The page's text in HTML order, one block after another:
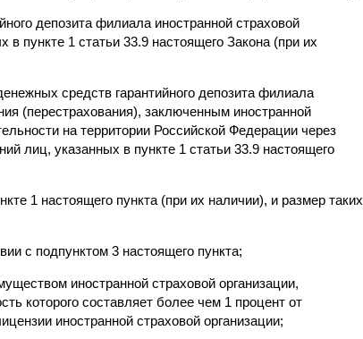
депозита филиала иностранной страховой
пункте 1 статьи 33.9 настоящего Закона (при их
средств гарантийного депозита филиала
(перестрахования), заключенным иностранной
на территории Российской Федерации через
лиц, указанных в пункте 1 статьи 33.9 настоящего
1 настоящего пункта (при их наличии), и размер таких
с подпунктом 3 настоящего пункта;
иностранной страховой организации,
которого составляет более чем 1 процент от
иностранной страховой организации;